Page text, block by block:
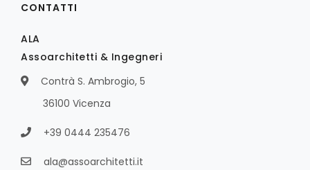
CONTATTI
ALA
Assoarchitetti & Ingegneri
Contrà S. Ambrogio, 5
36100 Vicenza
+39 0444 235476
ala@assoarchitetti.it